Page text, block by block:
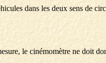
dans les deux sens de
le cinémomètre ne doit